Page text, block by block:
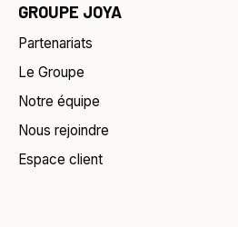
GROUPE JOYA
Partenariats
Le Groupe
Notre équipe
Nous rejoindre
Espace client